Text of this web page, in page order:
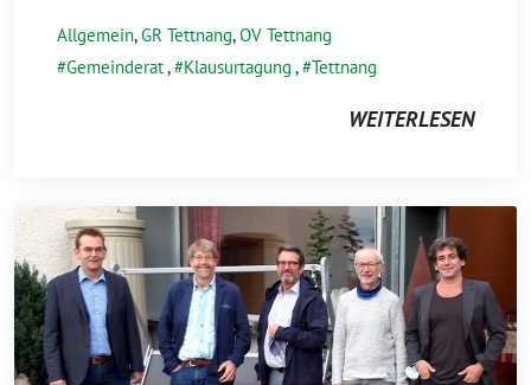
Allgemein,GR Tettnang,OV Tettnang
Gemeinderat, Klausurtagung , Tettnang
WEITERLESEN